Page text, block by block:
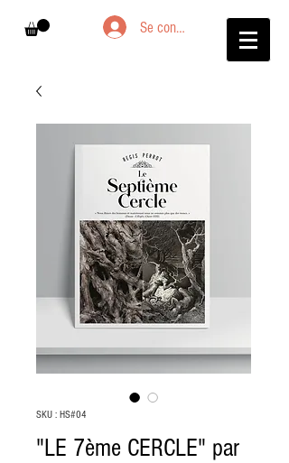
Se connecter
SKU : HS#04
"LE 7ème CERCLE" par